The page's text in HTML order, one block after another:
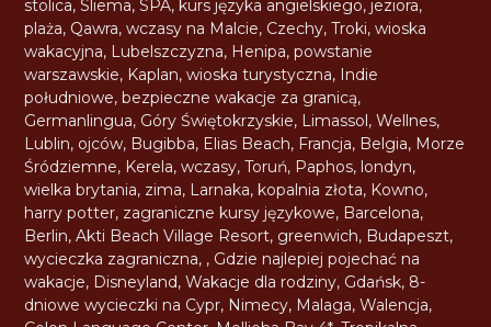
stolica,Sliema,SPA, kurs języka angielskiego, jeziora,
plaża, Qawra,wczasy na Malcie, Czechy,Troki,wioska
wakacyjna, Lubelszczyzna, Henipa,powstanie
warszawskie, Kaplan,wioska turystyczna, Indie
południowe,bezpieczne wakacje za granicą,
Germanlingua, Góry Świętokrzyskie, Limassol,Wellnes,
Lublin, ojców, Bugibba, Elias Beach, Francja, Belgia, Morze
Śródziemne, Kerela,wczasy,Toruń, Paphos, londyn,
wielka brytania, zima, Larnaka, kopalnia złota, Kowno,
harry potter, zagraniczne kursy językowe, Barcelona,
Berlin,Akti Beach Village Resort, greenwich, Budapeszt,
wycieczka zagraniczna, , Gdzie najlepiej pojechać na
wakacje, Disneyland,Wakacje dla rodziny, Gdańsk, 8-
dniowe wycieczki na Cypr, Nimecy, Malaga,Walencja,